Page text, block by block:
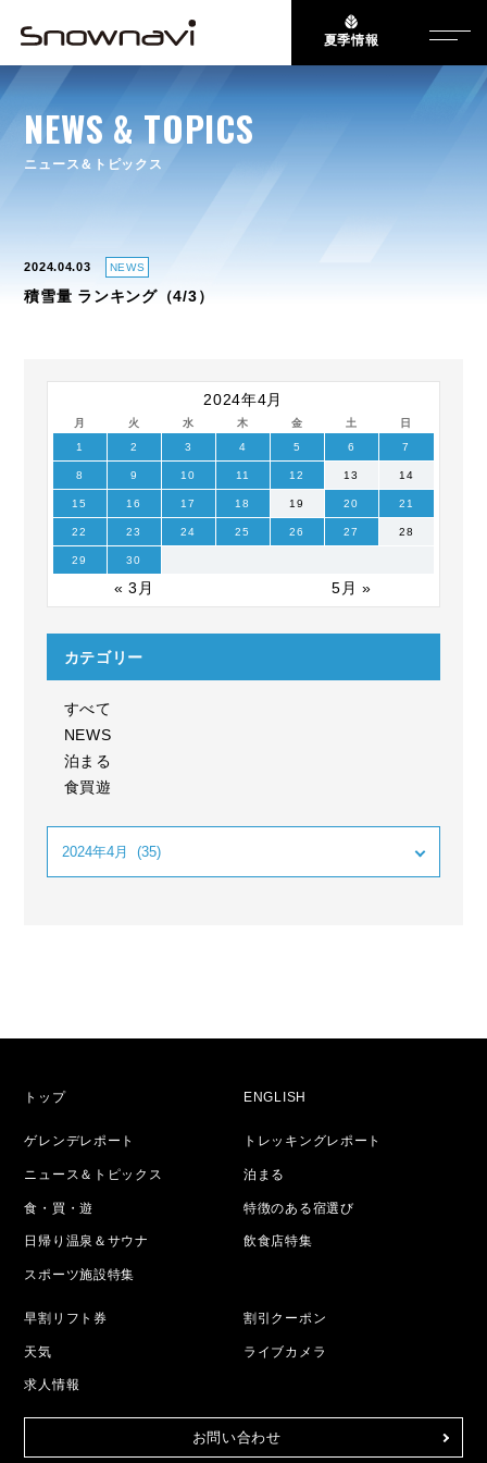
夏季情報
NEWS & TOPICS
ニュース＆トピックス
2024.04.03 NEWS
積雪量 ランキング（4/3）
2024年4月
月 火 水 木 金 土 日
« 3月 5月 »
1 2 3 4 5 6 7
8 9 10 11 12 13 14
15 16 17 18 19 20 21
22 23 24 25 26 27 28
29 30
カテゴリー
すべて
NEWS
泊まる
食買遊
トップ ENGLISH
ゲレンデレポート トレッキングレポート
ニュース＆トピックス 泊まる
食・買・遊 特徴のある宿選び
日帰り温泉＆サウナ 飲食店特集
スポーツ施設特集
早割リフト券 割引クーポン
天気 ライブカメラ
求人情報
お問い合わせ